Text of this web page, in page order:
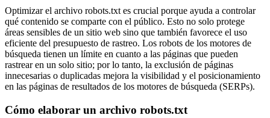
Optimizar el archivo robots.txt es crucial porque ayuda a controlar
qué contenido se comparte con el público. Esto no solo protege
áreas sensibles de un sitio web sino que también favorece el uso
eficiente del presupuesto de rastreo. Los robots de los motores de
búsqueda tienen un límite en cuanto a las páginas que pueden
rastrear en un solo sitio; por lo tanto, la exclusión de páginas
innecesarias o duplicadas mejora la visibilidad y el posicionamiento
en las páginas de resultados de los motores de búsqueda (SERPs).
Cómo elaborar un archivo robots.txt